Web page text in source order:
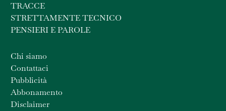
TRACCE
STRETTAMENTE TECNICO
PENSIERI E PAROLE
Chi siamo
Contattaci
Pubblicità
Abbonamento
Disclaimer